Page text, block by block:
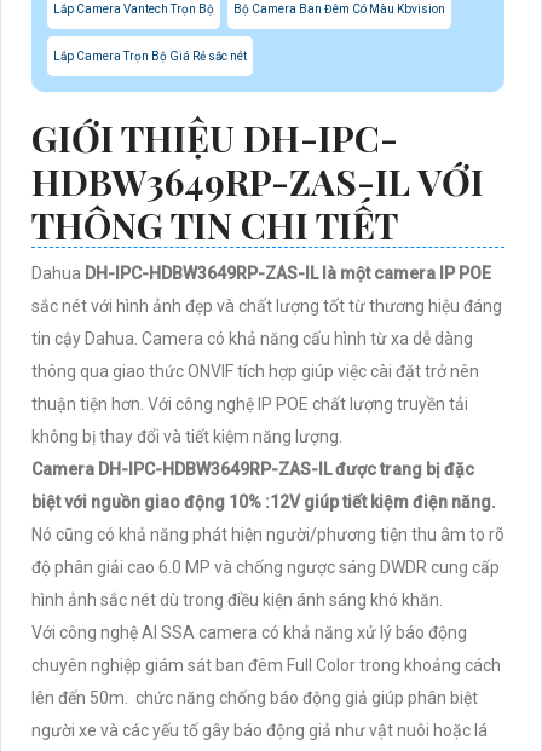
Lắp Camera Vantech Trọn Bộ Bộ Camera Ban Đêm Có Màu Kbvision
Lắp Camera Trọn Bộ Giá Rẻ sắc nét
GIỚI THIỆU DH-IPC-
HDBW3649RP-ZAS-IL VỚI
THÔNG TIN CHI TIẾT
Dahua DH-IPC-HDBW3649RP-ZAS-IL là một camera IP POE
sắc nét với hình ảnh đẹp và chất lượng tốt từ thương hiệu đáng
tin cậy Dahua. Camera có khả năng cấu hình từ xa dễ dàng
thông qua giao thức ONVIF tích hợp giúp việc cài đặt trở nên
thuận tiện hơn. Với công nghệ IP POE chất lượng truyền tải
không bị thay đổi và tiết kiệm năng lượng.
Camera DH-IPC-HDBW3649RP-ZAS-IL được trang bị đặc
biệt với nguồn giao động 10% :12V giúp tiết kiệm điện năng.
Nó cũng có khả năng phát hiện người/phương tiện thu âm to rõ
độ phân giải cao 6.0 MP và chống ngược sáng DWDR cung cấp
hình ảnh sắc nét dù trong điều kiện ánh sáng khó khăn.
Với công nghệ AI SSA camera có khả năng xử lý báo động
chuyên nghiệp giám sát ban đêm Full Color trong khoảng cách
lên đến 50m. chức năng chống báo động giả giúp phân biệt
người xe và các yếu tố gây báo động giả như vật nuôi hoặc lá